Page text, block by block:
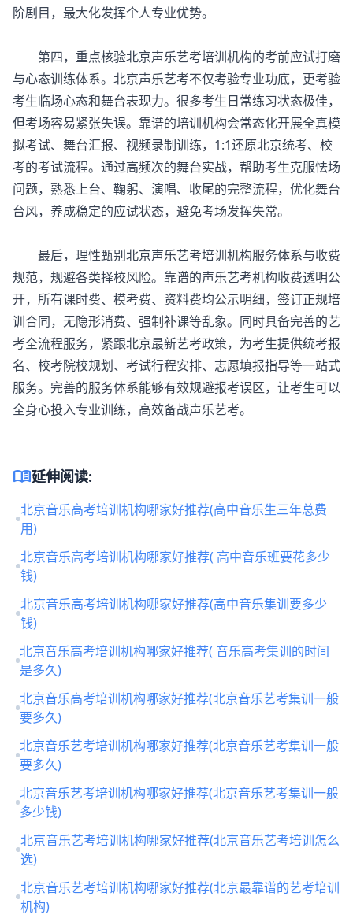
阶剧目，最大化发挥个人专业优势。
第四，重点核验北京声乐艺考培训机构的考前应试打磨
与心态训练体系。北京声乐艺考不仅考验专业功底，更考验
考生临场心态和舞台表现力。很多考生日常练习状态极佳，
但考场容易紧张失误。靠谱的培训机构会常态化开展全真模
拟考试、舞台汇报、视频录制训练，1:1还原北京统考、校
考的考试流程。通过高频次的舞台实战，帮助考生克服怯场
问题，熟悉上台、鞠躬、演唱、收尾的完整流程，优化舞台
台风，养成稳定的应试状态，避免考场发挥失常。
最后，理性甄别北京声乐艺考培训机构服务体系与收费
规范，规避各类择校风险。靠谱的声乐艺考机构收费透明公
开，所有课时费、模考费、资料费均公示明细，签订正规培
训合同，无隐形消费、强制补课等乱象。同时具备完善的艺
考全流程服务，紧跟北京最新艺考政策，为考生提供统考报
名、校考院校规划、考试行程安排、志愿填报指导等一站式
服务。完善的服务体系能够有效规避报考误区，让考生可以
全身心投入专业训练，高效备战声乐艺考。
menu_book延伸阅读:
北京音乐高考培训机构哪家好推荐(高中音乐生三年总费
用)
北京音乐高考培训机构哪家好推荐( 高中音乐班要花多少
钱)
北京音乐高考培训机构哪家好推荐(高中音乐集训要多少
钱)
北京音乐高考培训机构哪家好推荐( 音乐高考集训的时间
是多久)
北京音乐高考培训机构哪家好推荐(北京音乐艺考集训一般
要多久)
北京音乐艺考培训机构哪家好推荐(北京音乐艺考集训一般
要多久)
北京音乐艺考培训机构哪家好推荐(北京音乐艺考集训一般
多少钱)
北京音乐艺考培训机构哪家好推荐(北京音乐艺考培训怎么
选)
北京音乐艺考培训机构哪家好推荐(北京最靠谱的艺考培训
机构)